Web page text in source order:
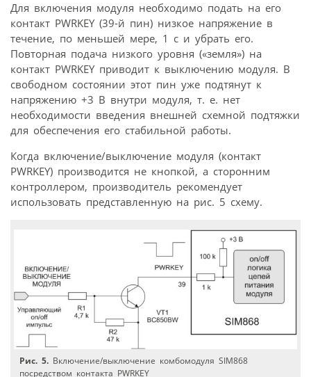
Для включения модуля необходимо подать на его
контакт PWRKEY (39-й пин) низкое напряжение в
течение, по меньшей мере, 1 с и убрать его.
Повторная подача низкого уровня («земля») на
контакт PWRKEY приводит к выключению модуля. В
свободном состоянии этот пин уже подтянут к
напряжению +3 В внутри модуля, т. е. нет
необходимости введения внешней схемной подтяжки
для обеспечения его стабильной работы.
Когда включение/выключение модуля (контакт
PWRKEY) производится не кнопкой, а сторонним
контроллером, производитель рекомендует
использовать представленную на рис. 5 схему.
Рис. 5. Включение/выключение комбомодуля SIM868
посредством контакта PWRKEY